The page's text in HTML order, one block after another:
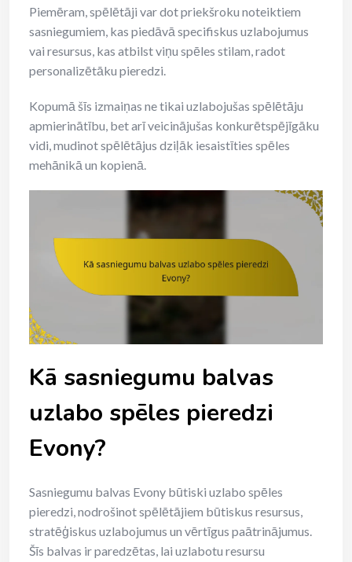
Piemēram, spēlētāji var dot priekšroku noteiktiem
sasniegumiem, kas piedāvā specifiskus uzlabojumus
vai resursus, kas atbilst viņu spēles stilam, radot
personalizētāku pieredzi.
Kopumā šīs izmaiņas ne tikai uzlabojušas spēlētāju
apmierinātību, bet arī veicinājušas konkurētspējīgāku
vidi, mudinot spēlētājus dziļāk iesaistīties spēles
mehānikā un kopienā.
Kā sasniegumu balvas
uzlabo spēles pieredzi
Evony?
Sasniegumu balvas Evony būtiski uzlabo spēles
pieredzi, nodrošinot spēlētājiem būtiskus resursus,
stratēģiskus uzlabojumus un vērtīgus paātrinājumus.
Šīs balvas ir paredzētas, lai uzlabotu resursu